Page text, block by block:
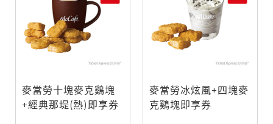
麥當勞十塊麥克鷄塊
+經典那堤(熱)即享券
麥當勞冰炫風+四塊麥
克鷄塊即享券